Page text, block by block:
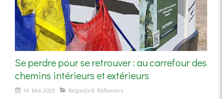
Se perdre pour se retrouver : au carrefour des
chemins intérieurs et extérieurs
14 Mai 2026 Regards & Réflexions